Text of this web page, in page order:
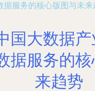
据服务的核心版图与未来
国大数据
据服务的
来趋势